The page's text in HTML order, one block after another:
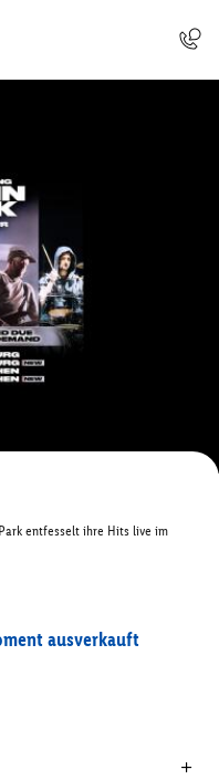
entfesselt ihre Hits live im
ausverkauft